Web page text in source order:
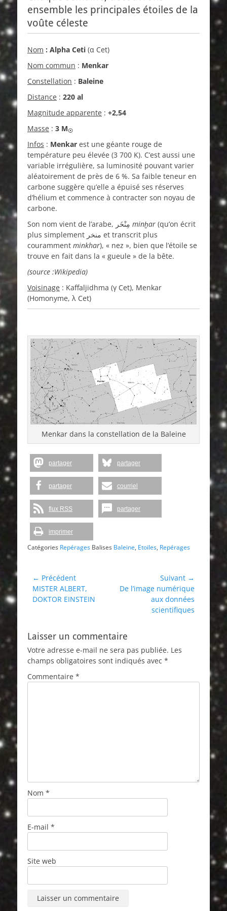
ensemble les principales étoiles de la
voûte céleste
Nom : Alpha Ceti (α Cet)
Nom commun : Menkar
Constellation : Baleine
Distance : 220 al
Magnitude apparente : +2,54
Masse : 3 M☉
Infos : Menkar est une géante rouge de
température peu élevée (3 700 K). C’est aussi une
variable irrégulière, sa luminosité pouvant varier
aléatoirement de près de 6 %. Sa faible teneur en
carbone suggère qu’elle a épuisé ses réserves
d’hélium et commence à contracter son noyau de
carbone.
minḫar (qu’on écrit
plus simplement منخر et transcrit plus
couramment minkhar), « nez », bien que l’étoile se
trouve en fait dans la « gueule » de la bête.
(source :Wikipedia)
Voisinage : Kaffaljidhma (γ Cet), Menkar
(Homonyme, λ Cet)
Menkar dans la constellation de la Baleine
partager partager
partager courriel
flux RSS partager
imprimer
Catégories Repérages Balises Baleine, Etoiles, Repérages
Navigation
de
l’article
← Précédent
Article
précédent :
MISTER ALBERT,
DOKTOR EINSTEIN
Suivant →
Article
De l’image numérique
aux données
scientifiques
Laisser un commentaire
Votre adresse e-mail ne sera pas publiée. Les
champs obligatoires sont indiqués avec *
Commentaire *
Nom *
E-mail *
Site web